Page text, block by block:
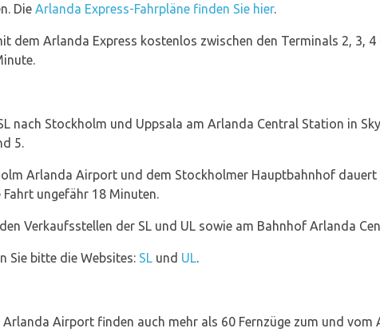
Die Arlanda Express-Fahrpläne finden Sie hier.
dem Arlanda Express kostenlos zwischen den Terminals 2, 3,
nach Stockholm und Uppsala am Arlanda Central Station in
5.
Arlanda Airport und dem Stockholmer Hauptbahnhof dauert
ungefähr 18 Minuten.
Verkaufsstellen der SL und UL sowie am Bahnhof Arlanda
Sie bitte die Websites: SL und UL.
Airport finden auch mehr als 60 Fernzüge zum und vom